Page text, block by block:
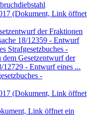
(Dokument, Link öffnet
der Fraktionen
18/12359 - Entwurf
Strafgesetzbuches -
Gesetzentwurf der
12729 - Entwurf eines ...
-
(Dokument, Link öffnet
Link öffnet ein